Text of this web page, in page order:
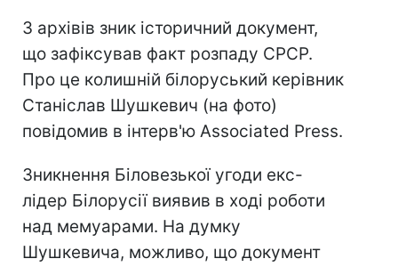
З архівів зник історичний документ,
що зафіксував факт розпаду СРСР.
Про це колишній білоруський керівник
Станіслав Шушкевич (на фото)
повідомив в інтерв'ю Associated Press.
Зникнення Біловезької угоди екс-
лідер Білорусії виявив в ході роботи
над мемуарами. На думку
Шушкевича, можливо, що документ